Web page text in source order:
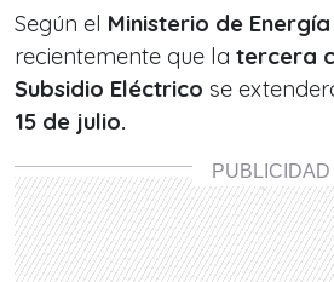
Según el Ministerio de Energía
recientemente que la tercera
Subsidio Eléctrico se
15 de julio.